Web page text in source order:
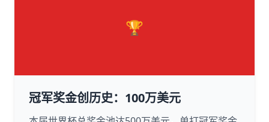
🏆
冠军奖金创历史：100万美元